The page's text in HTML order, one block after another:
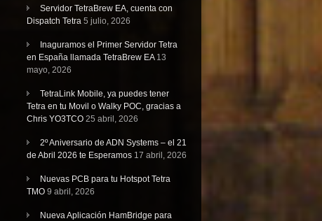
Servidor TetraBrew EA, cuenta con
Dispatch Tetra 5 julio, 2026
Inaguramos el Primer Servidor Tetra
en España llamada TetraBrew EA 13
mayo, 2026
TetraLink Mobile, ya puedes tener
Tetra en tu Movil o Walky POC, gracias a
Chris YO3TCO 25 abril, 2026
2º Aniversario de ADN Systems – el 21
de Abril 2026 te Esperamos 17 abril, 2026
Nuevas PCB para tu Hotspot Tetra
TMO 9 abril, 2026
Nueva Aplicación HamBridge para